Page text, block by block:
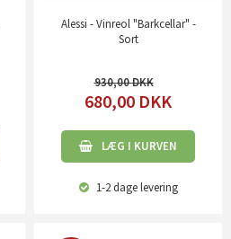
Alessi - Vinreol "Barkcellar" -
Sort
930,00
680,00 DKK
LÆG I KURVEN
1-2 dagelevering